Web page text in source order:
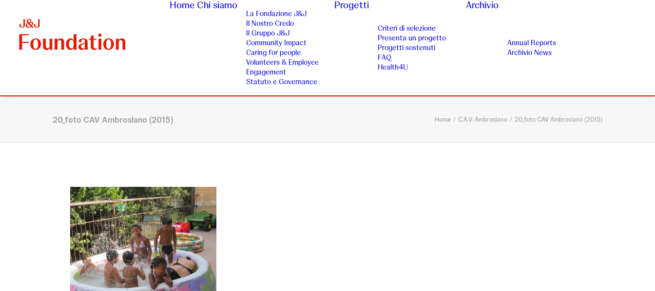
Home Chi siamo
La Fondazione J&J
Il Nostro Credo
Il Gruppo J&J
Community Impact
Caring for people
Volunteers & Employee
Engagement
Statuto e Governance
Progetti
Criteri di selezione
Presenta un progetto
Progetti sostenuti
FAQ
Health4U
Archivio
Annual Reports
Archivio News
20_foto CAV Ambrosiano (2015) Home C.A.V. Ambrosiano 20_foto CAV Ambrosiano (2015)